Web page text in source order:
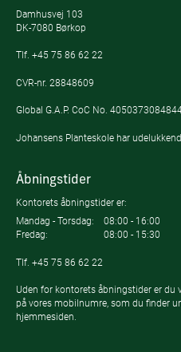
Damhusvej 103
DK-7080 Børkop
Tlf. +45 75 86 62 22
CVR-nr. 28848609
Global G.A.P. CoC No.
Johansens Planteskole har
Åbningstider
Kontorets åbningstider er:
Mandag - Torsdag:
08:00 - 16:00
Fredag:
08:00 - 15:30
Tlf. +45 75 86 62 22
Uden for kontorets åbningstider er
på vores mobilnumre, som du finder
hjemmesiden.